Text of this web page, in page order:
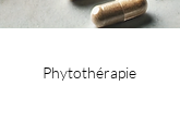
Phytothérapie